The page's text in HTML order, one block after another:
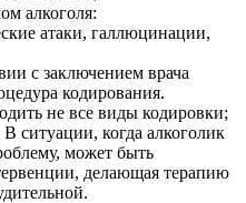
алкоголя:
атаки, галлюцинации,
с заключением врача
кодирования.
не все виды кодировки;
ситуации, когда алкоголик
может быть
делающая терапию